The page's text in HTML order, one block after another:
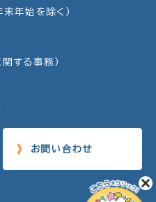
年始を除く）
する事務）
お問い合わせ